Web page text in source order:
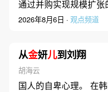
通过并购实现规模扩
2026年8月6日 · 观点频道
从金妍儿到刘翔
胡海云
国人的自卑心理。 在韩